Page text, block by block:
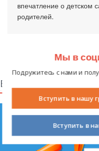
впечатление о детском
родителей.
Важные объявления
Мы в
Подружитесь с нами и
Вступить в нашу
Вступить в